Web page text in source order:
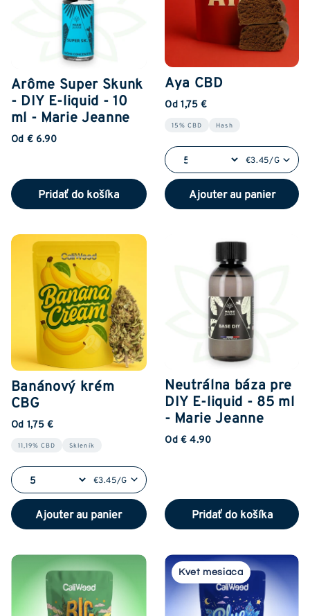
Arôme Super Skunk
- DIY E-liquid - 10
ml - Marie Jeanne
Od € 6.90
Pridať do košíka
Aya CBD
Od 1,75 €
15% CBD Hash
€3.45/G
Ajouter au panier
Banánový krém
CBG
Od 1,75 €
11,19% CBD Skleník
€3.45/G
Ajouter au panier
Neutrálna báza pre
DIY E-liquid - 85 ml
- Marie Jeanne
Od € 4.90
Pridať do košíka
Kvet mesiaca